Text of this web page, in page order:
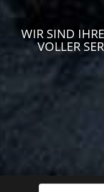
WIR SIND
VOLLER